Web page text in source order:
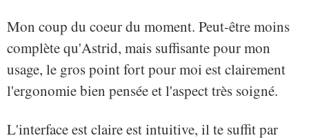
Mon coup du coeur du moment. Peut-être moins
complète qu'Astrid, mais suffisante pour mon
usage, le gros point fort pour moi est clairement
l'ergonomie bien pensée et l'aspect très soigné.
L'interface est claire est intuitive, il te suffit par